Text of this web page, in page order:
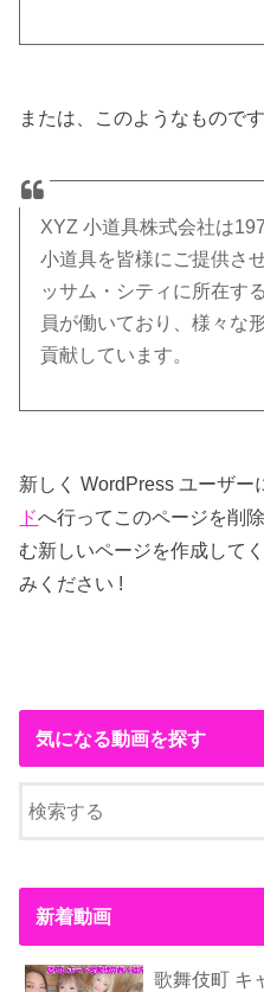
または、このようなものです
XYZ 小道具株式会社は
小道具を皆様にご提供さ
ッサム・シティに所在す
員が働いており、様々な
貢献しています。
新しく WordPress ユーザー
ドへ行ってこのページを削
む新しいページを作成して
みください !
気になる動画を探す
新着動画
歌舞伎町 キ